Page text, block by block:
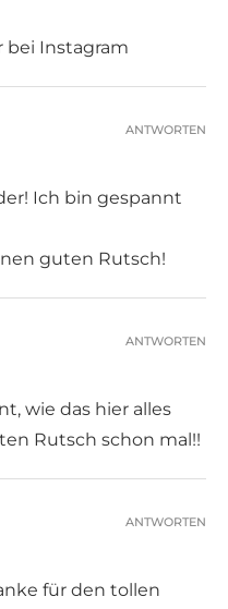
bei Instagram
Ich bin gespannt
guten Rutsch!
ANTWORTEN
wie das hier alles
Rutsch schon mal!!
ANTWORTEN
für den tollen
ANTWORTEN